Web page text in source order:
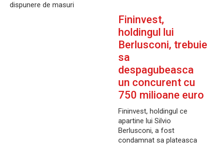
dispunere de masuri
Fininvest,
holdingul lui
Berlusconi, trebuie
sa
despagubeasca
un concurent cu
750 milioane euro
Fininvest, holdingul ce
apartine lui Silvio
Berlusconi, a fost
condamnat sa plateasca